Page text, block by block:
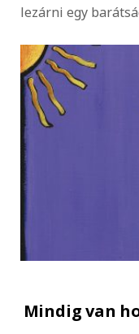
lezárni egy
Mindig van